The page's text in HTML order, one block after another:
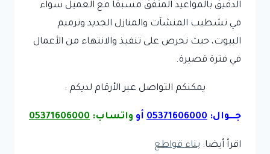
الدقيق بالمواعيد المتفق مسبقا مع العميل سواء
في تشطيب المنشآت والمنازل الجديد وترميم
البيوت، حيث نحرص على تنفيذ والانتهاء من الأعمال
في فترة قصيرة.
يمكنكم التواصل عبر الأرقام لديكم :
جـــوال: 05371606000 أو واتساب: 05371606000
اقرأ أيضا: بناء قواطع